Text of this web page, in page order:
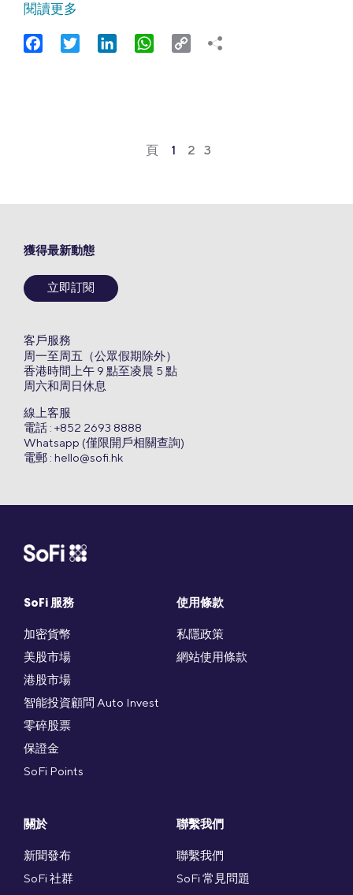
閱讀更多
FacebookTwitter LinkedIn WhatsApp
Copy
頁 1 2 3
SoFi 服務
加密貨幣
美股市場
港股市場
智能投資顧問 Auto Invest
零碎股票
保證金
SoFi Points
使用條款
私隱政策
網站使用條款
關於
新聞發布
SoFi 社群
聯繫我們
聯繫我們
SoFi 常見問題
獲得最新動態
立即訂閱
客戶服務
周一至周五（公眾假期除外）
香港時間上午 9 點至凌晨 5 點
周六和周日休息
線上客服
電話 : +852 2693 8888
Whatsapp (僅限開戶相關查詢)
電郵 : hello@sofi.hk